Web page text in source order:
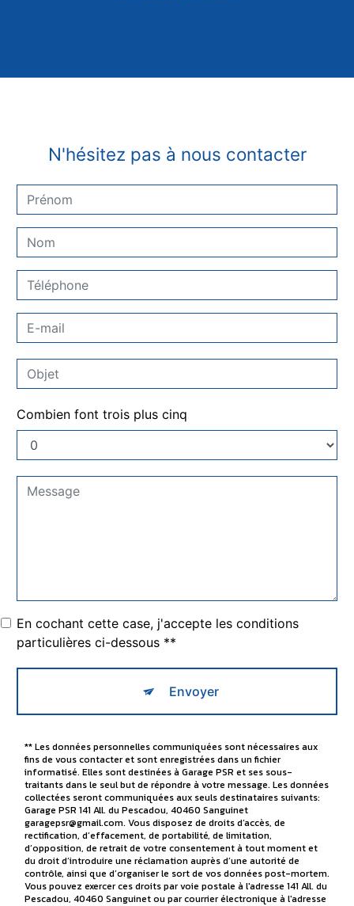
N'hésitez pas à nous contacter
Combien font trois plus cinq
En cochant cette case, j'accepte les conditions
particulières ci-dessous **
Envoyer
** Les données personnelles communiquées sont nécessaires aux
fins de vous contacter et sont enregistrées dans un fichier
informatisé. Elles sont destinées à Garage PSR et ses sous-
traitants dans le seul but de répondre à votre message. Les données
collectées seront communiquées aux seuls destinataires suivants:
Garage PSR 141 All. du Pescadou, 40460 Sanguinet
garagepsr@gmail.com. Vous disposez de droits d’accès, de
rectification, d’effacement, de portabilité, de limitation,
d’opposition, de retrait de votre consentement à tout moment et
du droit d’introduire une réclamation auprès d’une autorité de
contrôle, ainsi que d’organiser le sort de vos données post-mortem.
Vous pouvez exercer ces droits par voie postale à l'adresse 141 All. du
Pescadou, 40460 Sanguinet ou par courrier électronique à l'adresse